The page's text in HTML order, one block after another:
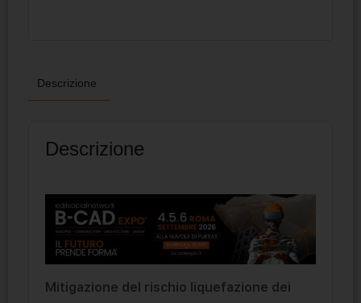
Descrizione
Descrizione
Mitigazione del rischio liquefazione dei